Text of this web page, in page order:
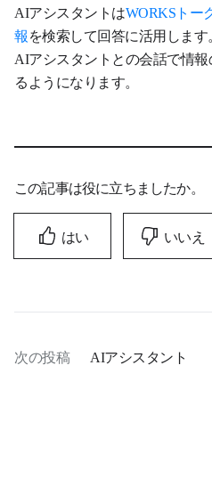
AIアシスタントはWORKSトー
報を検索して回答に活用します。
AIアシスタントとの会話で情
るようになります。
この記事は役に立ちましたか。
はい いいえ
次の投稿 AIアシスタント